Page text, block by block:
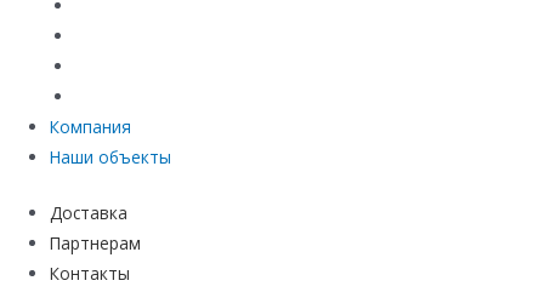
Компания
Наши объекты
Доставка
Партнерам
Контакты